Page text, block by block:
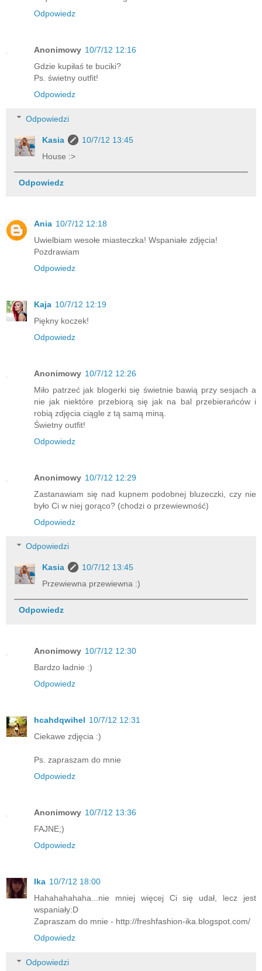
Odpowiedz
Anonimowy 10/7/12 12:16
Gdzie kupiłaś te buciki?
Ps. świetny outfit!
Odpowiedz
Odpowiedzi
Kasia
10/7/12 13:45
House :>
Odpowiedz
Ania 10/7/12 12:18
Uwielbiam wesołe miasteczka! Wspaniałe zdjęcia!
Pozdrawiam
Odpowiedz
Kaja 10/7/12 12:19
Piękny koczek!
Odpowiedz
Anonimowy 10/7/12 12:26
Miło patrzeć jak blogerki się świetnie bawią przy sesjach a
nie jak niektóre przebiorą się jak na bal przebierańców i
robią zdjęcia ciągle z tą samą miną.
Świetny outfit!
Odpowiedz
Anonimowy 10/7/12 12:29
Zastanawiam się nad kupnem podobnej bluzeczki, czy nie
było Ci w niej gorąco? (chodzi o przewiewność)
Odpowiedz
Odpowiedzi
Kasia
10/7/12 13:45
Przewiewna przewiewna :)
Odpowiedz
Anonimowy 10/7/12 12:30
Bardzo ładnie :)
Odpowiedz
hcahdqwihel 10/7/12 12:31
Ciekawe zdjęcia :)
Ps. zapraszam do mnie
Odpowiedz
Anonimowy 10/7/12 13:36
FAJNE;)
Odpowiedz
Ika 10/7/12 18:00
Hahahahahaha...nie mniej więcej Ci się udał, lecz jest
wspaniały:D
Zapraszam do mnie - http://freshfashion-ika.blogspot.com/
Odpowiedz
Odpowiedzi